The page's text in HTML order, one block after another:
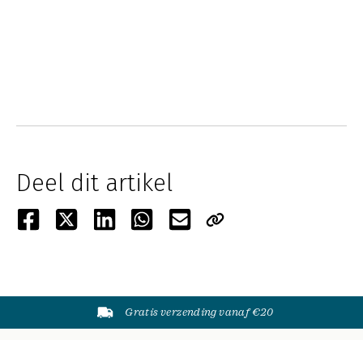
Deel dit artikel
Gratis verzending vanaf €20